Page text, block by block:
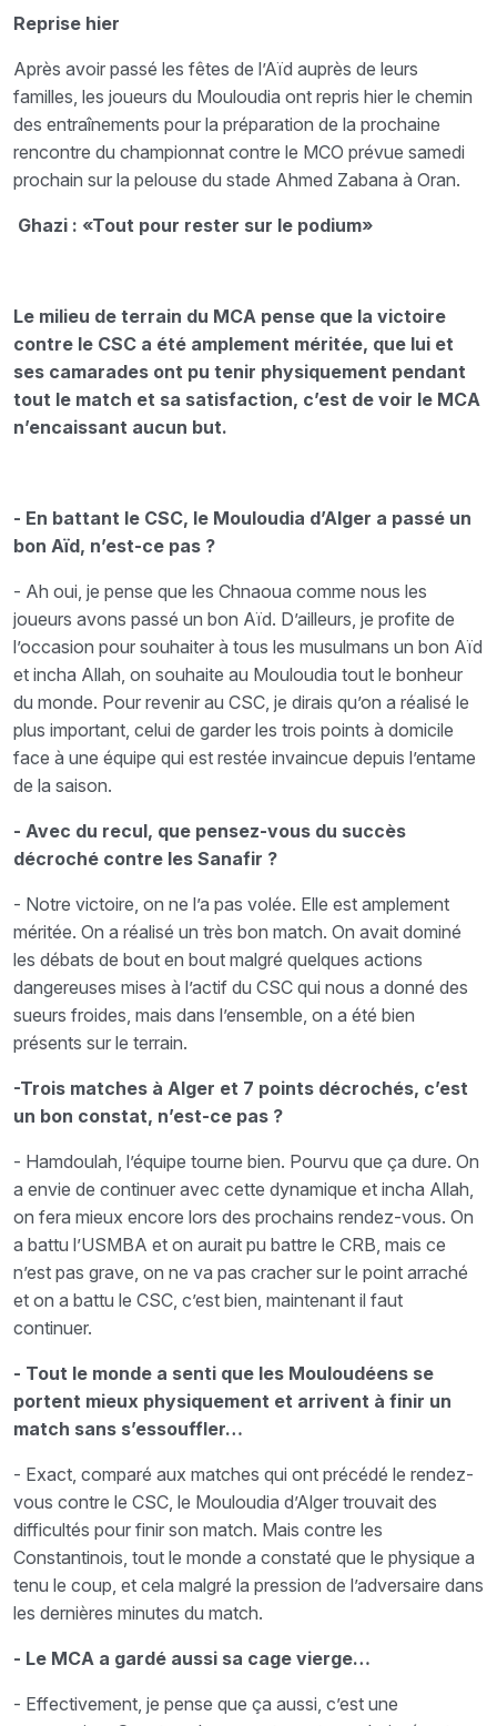
Reprise hier
Après avoir passé les fêtes de l’Aïd auprès de leurs
familles, les joueurs du Mouloudia ont repris hier le chemin
des entraînements pour la préparation de la prochaine
rencontre du championnat contre le MCO prévue samedi
prochain sur la pelouse du stade Ahmed Zabana à Oran.
Ghazi : «Tout pour rester sur le podium»
Le milieu de terrain du MCA pense que la victoire
contre le CSC a été amplement méritée, que lui et
ses camarades ont pu tenir physiquement pendant
tout le match et sa satisfaction, c’est de voir le MCA
n’encaissant aucun but.
- En battant le CSC, le Mouloudia d’Alger a passé un
bon Aïd, n’est-ce pas ?
- Ah oui, je pense que les Chnaoua comme nous les
joueurs avons passé un bon Aïd. D’ailleurs, je profite de
l’occasion pour souhaiter à tous les musulmans un bon Aïd
et incha Allah, on souhaite au Mouloudia tout le bonheur
du monde. Pour revenir au CSC, je dirais qu’on a réalisé le
plus important, celui de garder les trois points à domicile
face à une équipe qui est restée invaincue depuis l’entame
de la saison.
- Avec du recul, que pensez-vous du succès
décroché contre les Sanafir ?
- Notre victoire, on ne l’a pas volée. Elle est amplement
méritée. On a réalisé un très bon match. On avait dominé
les débats de bout en bout malgré quelques actions
dangereuses mises à l’actif du CSC qui nous a donné des
sueurs froides, mais dans l’ensemble, on a été bien
présents sur le terrain.
-Trois matches à Alger et 7 points décrochés, c’est
un bon constat, n’est-ce pas ?
- Hamdoulah, l’équipe tourne bien. Pourvu que ça dure. On
a envie de continuer avec cette dynamique et incha Allah,
on fera mieux encore lors des prochains rendez-vous. On
a battu l’USMBA et on aurait pu battre le CRB, mais ce
n’est pas grave, on ne va pas cracher sur le point arraché
et on a battu le CSC, c’est bien, maintenant il faut
continuer.
- Tout le monde a senti que les Mouloudéens se
portent mieux physiquement et arrivent à finir un
match sans s’essouffler…
- Exact, comparé aux matches qui ont précédé le rendez-
vous contre le CSC, le Mouloudia d’Alger trouvait des
difficultés pour finir son match. Mais contre les
Constantinois, tout le monde a constaté que le physique a
tenu le coup, et cela malgré la pression de l’adversaire dans
les dernières minutes du match.
- Le MCA a gardé aussi sa cage vierge…
- Effectivement, je pense que ça aussi, c’est une